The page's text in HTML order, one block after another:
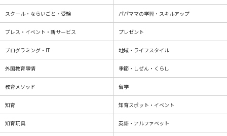
スクール・ならいごと・受験 パパママの学習・スキルアップ
プレス・イベント・新サービス プレゼント
プログラミング・IT 地域・ライフスタイル
外国教育事情 季節・しぜん・くらし
教育メソッド 留学
知育 知育スポット・イベント
知育玩具 英語・アルファベット